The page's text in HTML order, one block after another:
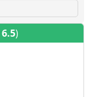
6.5)